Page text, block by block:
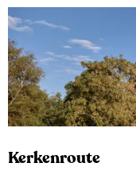
a
m
r
o
u
t
e
n
h
e
t
s
h
Kerkenroute